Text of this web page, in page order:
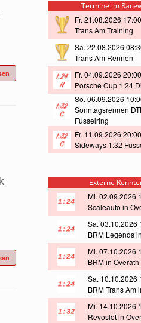
Termine im
Fr. 21.08.2026
Trans Am Training
Sa. 22.08.2026
Trans Am Rennen
Fr. 04.09.2026
Porsche Cup 1:24
So. 06.09.2026
Sonntagsrennen
Fusselring
Fr. 11.09.2026
Sideways 1:32
Externe
Mi. 02.09.2026
Scaleauto in
Sa. 03.10.2026
BRM Legends
Mi. 07.10.2026
BRM in Overath
Sa. 10.10.2026
BRM Trans Am
Mi. 14.10.2026
Revoslot in